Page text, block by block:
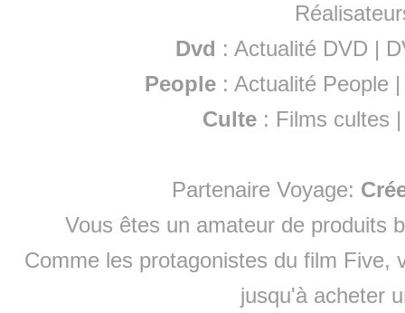
Dvd : Actualité DVD |
People :Actualité People
Culte : Films cultes
Partenaire Voyage:
Vous êtes un amateur de produits
Comme les protagonistes du film Five,
jusqu'à acheter